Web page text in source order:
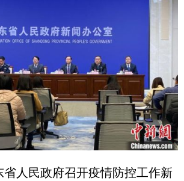
省人民政府召开疫情防控工作新